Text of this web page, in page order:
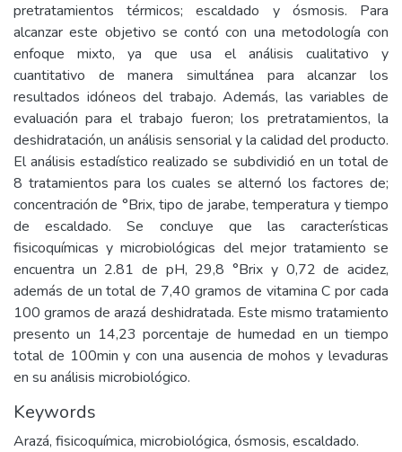
pretratamientos térmicos; escaldado y ósmosis. Para
alcanzar este objetivo se contó con una metodología con
enfoque mixto, ya que usa el análisis cualitativo y
cuantitativo de manera simultánea para alcanzar los
resultados idóneos del trabajo. Además, las variables de
evaluación para el trabajo fueron; los pretratamientos, la
deshidratación, un análisis sensorial y la calidad del producto.
El análisis estadístico realizado se subdividió en un total de
8 tratamientos para los cuales se alternó los factores de;
concentración de °Brix, tipo de jarabe, temperatura y tiempo
de escaldado. Se concluye que las características
fisicoquímicas y microbiológicas del mejor tratamiento se
encuentra un 2.81 de pH, 29,8 °Brix y 0,72 de acidez,
además de un total de 7,40 gramos de vitamina C por cada
100 gramos de arazá deshidratada. Este mismo tratamiento
presento un 14,23 porcentaje de humedad en un tiempo
total de 100min y con una ausencia de mohos y levaduras
en su análisis microbiológico.
Keywords
Arazá, fisicoquímica, microbiológica, ósmosis, escaldado.